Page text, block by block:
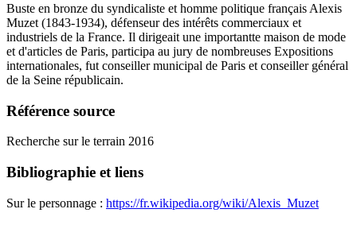
Buste en bronze du syndicaliste et homme politique français Alexis
Muzet (1843-1934), défenseur des intérêts commerciaux et
industriels de la France. Il dirigeait une importantte maison de mode
et d'articles de Paris, participa au jury de nombreuses Expositions
internationales, fut conseiller municipal de Paris et conseiller général
de la Seine républicain.
Référence source
Recherche sur le terrain 2016
Bibliographie et liens
Sur le personnage : https://fr.wikipedia.org/wiki/Alexis_Muzet